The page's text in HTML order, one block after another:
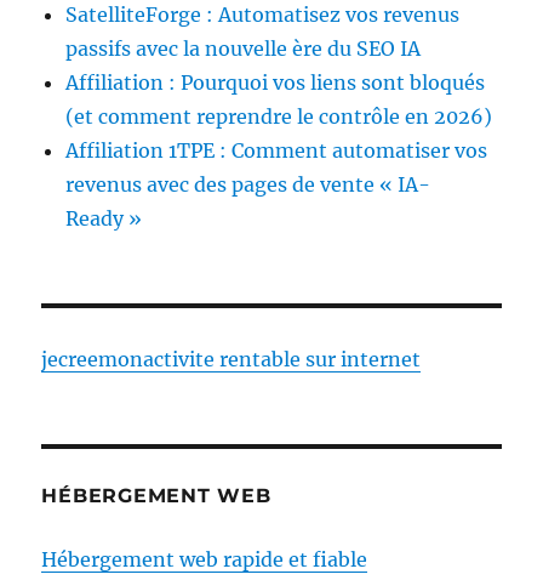
SatelliteForge : Automatisez vos revenus
passifs avec la nouvelle ère du SEO IA
Affiliation : Pourquoi vos liens sont bloqués
(et comment reprendre le contrôle en 2026)
Affiliation 1TPE : Comment automatiser vos
revenus avec des pages de vente « IA-
Ready »
jecreemonactivite rentable sur internet
HÉBERGEMENT WEB
Hébergement web rapide et fiable